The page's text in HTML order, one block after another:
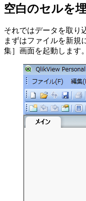
空白のセルを
それではデータを取り
まずはファイルを新規
集］画面を起動します。